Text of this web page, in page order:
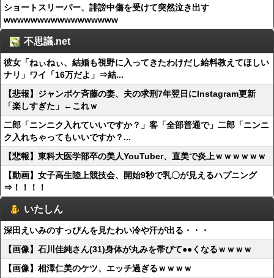
ショートスリーパー、誹謗中傷を受けて突然泣き出す
wwwwwwwwwwwwwwwww
不思議.net
彼女「ねぃねぃ、結婚も視野に入ってきたわけだし給料教えてほしい
ナリ」ワイ「16万だよ」⇒結...
【悲報】ジャンポケ斉藤の妻、夫の求刑7年翌日にInstagram更新
「楽しすぎた」←これｗ
二郎「ニンニク入れていいですか？」客「全部普通で」二郎「ニンニ
ク入れちゃってもいいですか？...
【悲報】東科大医学部卒の美人YouTuber、直美で炎上ｗｗｗｗｗｗ
【動画】女子高生陸上競技会、開始9秒で乳〇が見えるハプニング
⇒！！！！
いたしん
深田えいみのすっぴんを見たわい冷や汗が出る・・・
【画像】石川佳純さん(31)身体が丸みを帯びて●●くなるｗｗｗｗ
【画像】相澤仁美のケツ、エッチ過ぎるｗｗｗｗ